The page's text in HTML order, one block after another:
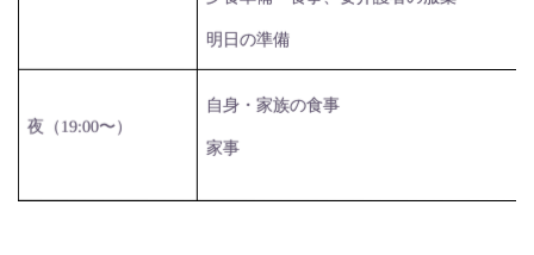
明日の準備
夜（19:00〜）
自身・家族の食事
家事